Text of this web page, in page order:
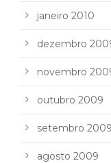
janeiro 2010
dezembro
novembro
outubro 2009
setembro 2009
agosto 2009